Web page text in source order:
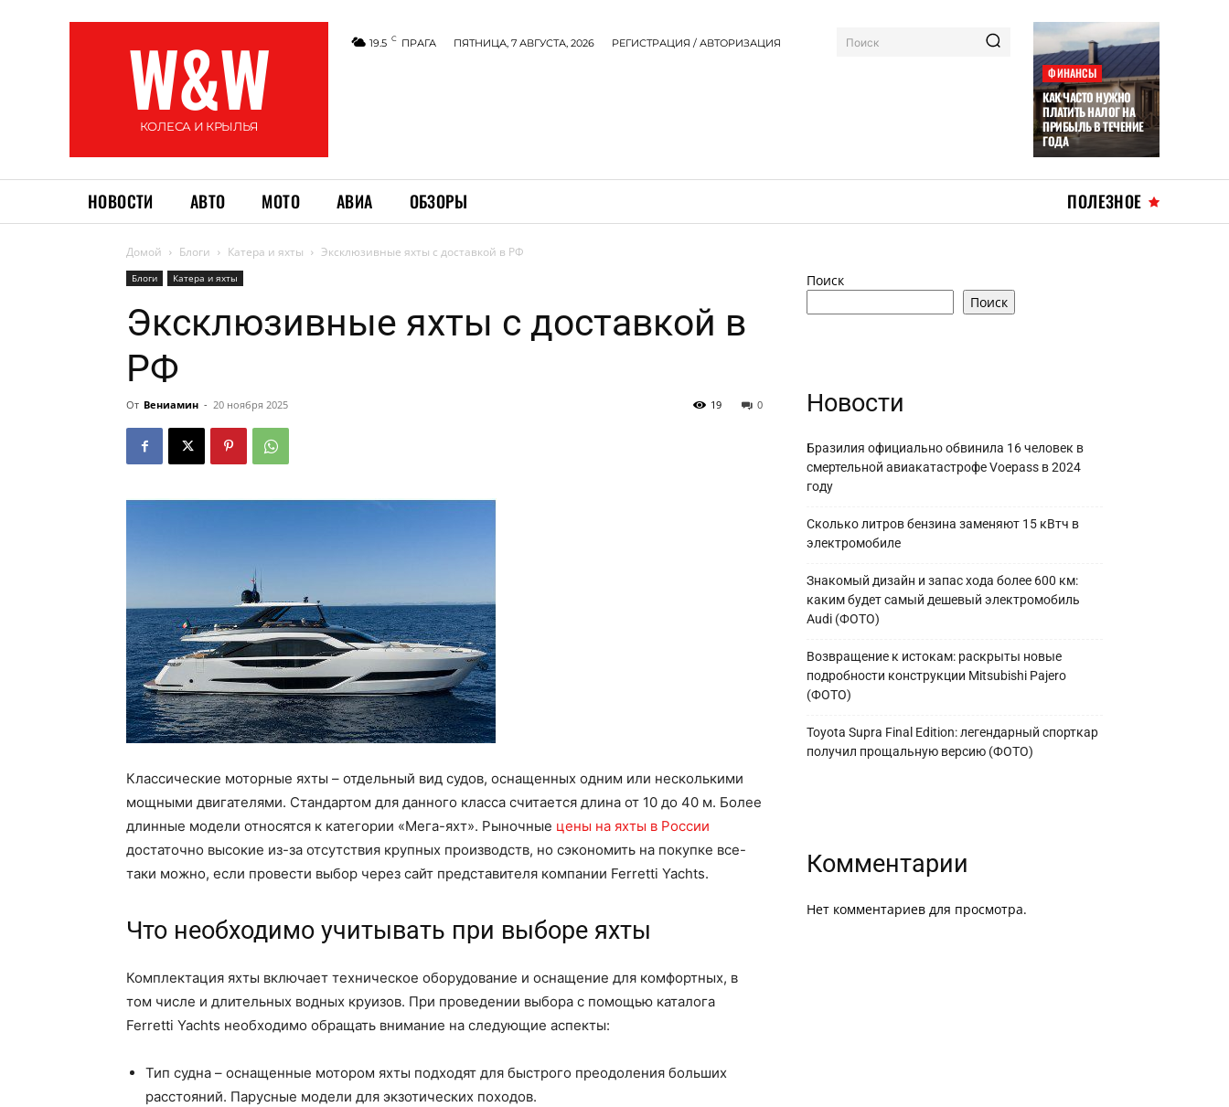
W&W
КОЛЕСА И КРЫЛЬЯ
19.5 C ПРАГА ПЯТНИЦА, 7 АВГУСТА, 2026 РЕГИСТРАЦИЯ / АВТОРИЗАЦИЯ Поиск
ФИНАНСЫ
КАК ЧАСТО НУЖНО
ПЛАТИТЬ НАЛОГ НА
ПРИБЫЛЬ В ТЕЧЕНИЕ
ГОДА
НОВОСТИ АВТО МОТО АВИА ОБЗОРЫ ПОЛЕЗНОЕ
Домой Блоги Катера и яхты Эксклюзивные яхты с доставкой в РФ
Блоги Катера и яхты
Эксклюзивные яхты с доставкой в
РФ
От Вениамин - 20 ноября 2025 0
19
Классические моторные яхты – отдельный вид судов, оснащенных одним или несколькими
мощными двигателями. Стандартом для данного класса считается длина от 10 до 40 м. Более
длинные модели относятся к категории «Мега-яхт». Рыночные цены на яхты в России
достаточно высокие из-за отсутствия крупных производств, но сэкономить на покупке все-
таки можно, если провести выбор через сайт представителя компании Ferretti Yachts.
Что необходимо учитывать при выборе яхты
Комплектация яхты включает техническое оборудование и оснащение для комфортных, в
том числе и длительных водных круизов. При проведении выбора с помощью каталога
Ferretti Yachts необходимо обращать внимание на следующие аспекты:
Тип судна – оснащенные мотором яхты подходят для быстрого преодоления больших
расстояний. Парусные модели для экзотических походов.
Поиск
Поиск
Новости
Бразилия официально обвинила 16 человек в
смертельной авиакатастрофе Voepass в 2024
году
Сколько литров бензина заменяют 15 кВтч в
электромобиле
Знакомый дизайн и запас хода более 600 км:
каким будет самый дешевый электромобиль
Audi (ФОТО)
Возвращение к истокам: раскрыты новые
подробности конструкции Mitsubishi Pajero
(ФОТО)
Toyota Supra Final Edition: легендарный спорткар
получил прощальную версию (ФОТО)
Комментарии
Нет комментариев для просмотра.